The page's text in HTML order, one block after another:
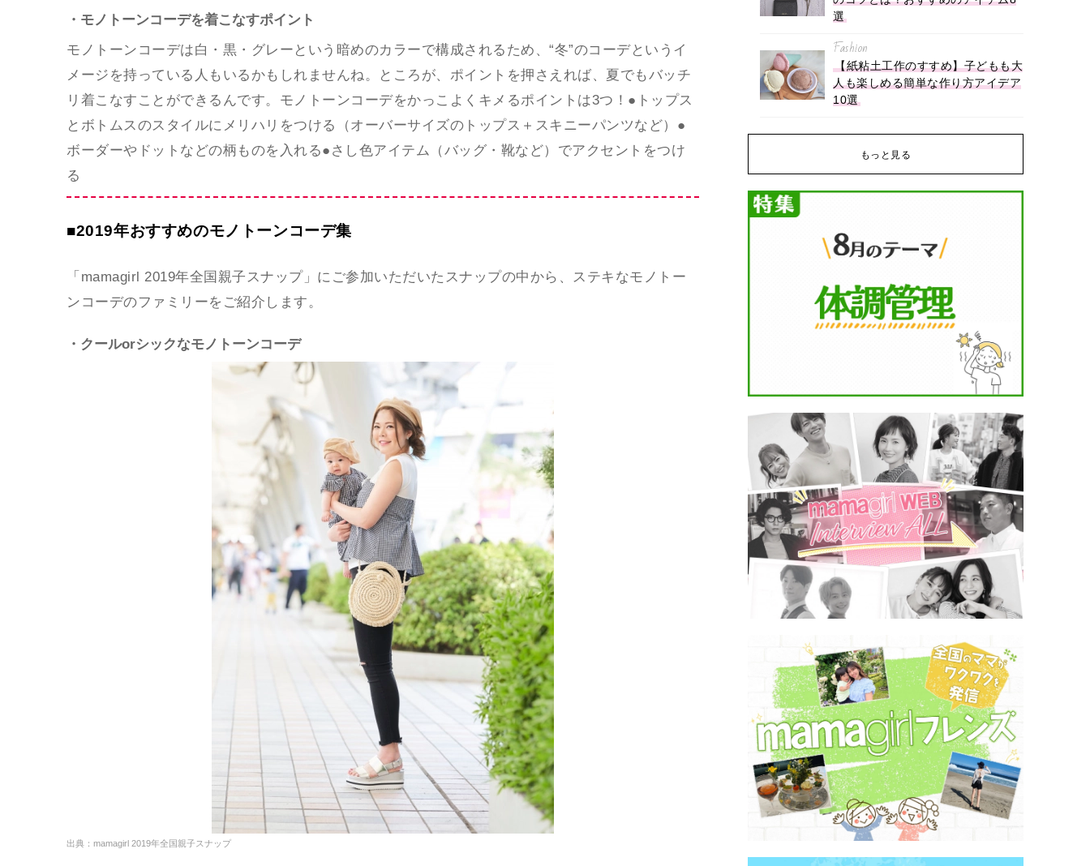
・モノトーンコーデを着こなすポイント
モノトーンコーデは白・黒・グレーという暗めのカラーで構成されるため、“冬”のコーデというイ
メージを持っている人もいるかもしれませんね。ところが、ポイントを押さえれば、夏でもバッチ
リ着こなすことができるんです。モノトーンコーデをかっこよくキメるポイントは3つ！●トップス
とボトムスのスタイルにメリハリをつける（オーバーサイズのトップス＋スキニーパンツなど）●
ボーダーやドットなどの柄ものを入れる●さし色アイテム（バッグ・靴など）でアクセントをつけ
る
■2019年おすすめのモノトーンコーデ集
「mamagirl 2019年全国親子スナップ」にご参加いただいたスナップの中から、ステキなモノトー
ンコーデのファミリーをご紹介します。
・クールorシックなモノトーンコーデ
出典：mamagirl 2019年全国親子スナップ
選
Fashion
【紙粘土工作のすすめ】子どもも大
人も楽しめる簡単な作り方アイデア
10選
もっと見る